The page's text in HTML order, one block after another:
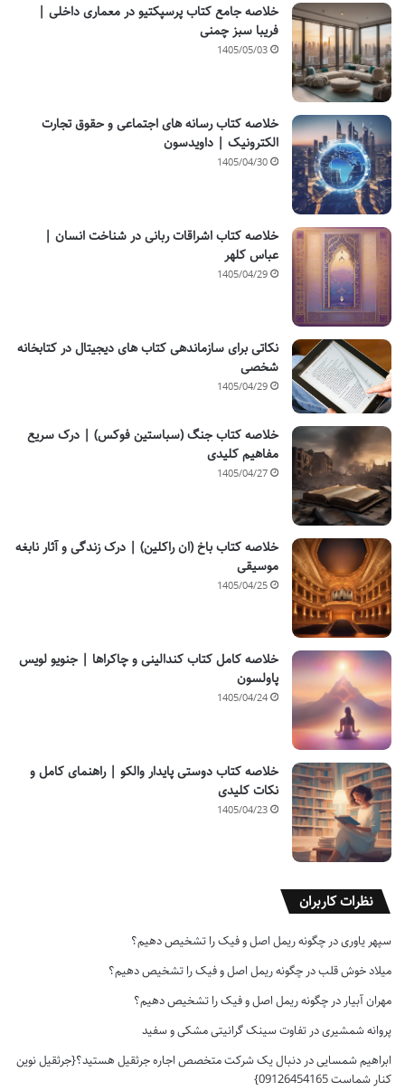
خلاصه جامع کتاب پرسپکتیو در معماری داخلی |
فریبا سبز چمنی
1405/05/03
خلاصه کتاب رسانه های اجتماعی و حقوق تجارت
الکترونیک | داویدسون
1405/04/30
خلاصه کتاب اشراقات ربانی در شناخت انسان |
عباس کلهر
1405/04/29
نکاتی برای سازماندهی کتاب های دیجیتال در کتابخانه
شخصی
1405/04/29
خلاصه کتاب جنگ (سباستین فوکس) | درک سریع
مفاهیم کلیدی
1405/04/27
خلاصه کتاب باخ (ان راکلین) | درک زندگی و آثار نابغه
موسیقی
1405/04/25
خلاصه کامل کتاب کندالینی و چاکراها | جنویو لویس
پاولسون
1405/04/24
خلاصه کتاب دوستی پایدار والکو | راهنمای کامل و
نکات کلیدی
1405/04/23
نظرات کاربران
سپهر یاوریدر چگونه ریمل اصل و فیک را تشخیص دهیم؟
میلاد خوش قلبدر چگونه ریمل اصل و فیک را تشخیص دهیم؟
مهران آبیار در چگونه ریمل اصل و فیک را تشخیص دهیم؟
پروانه شمشیریدر تفاوت سینک گرانیتی مشکی و سفید
ابراهیم شمساییدر دنبال یک شرکت متخصص اجاره جرثقیل هستید؟{جرثقیل نوین
کنار شماست 09126454165}